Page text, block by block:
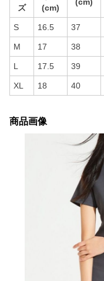
ズ
(cm)
S 16.5 37
M 17 38
L 17.5 39
XL 18 40
商品画像